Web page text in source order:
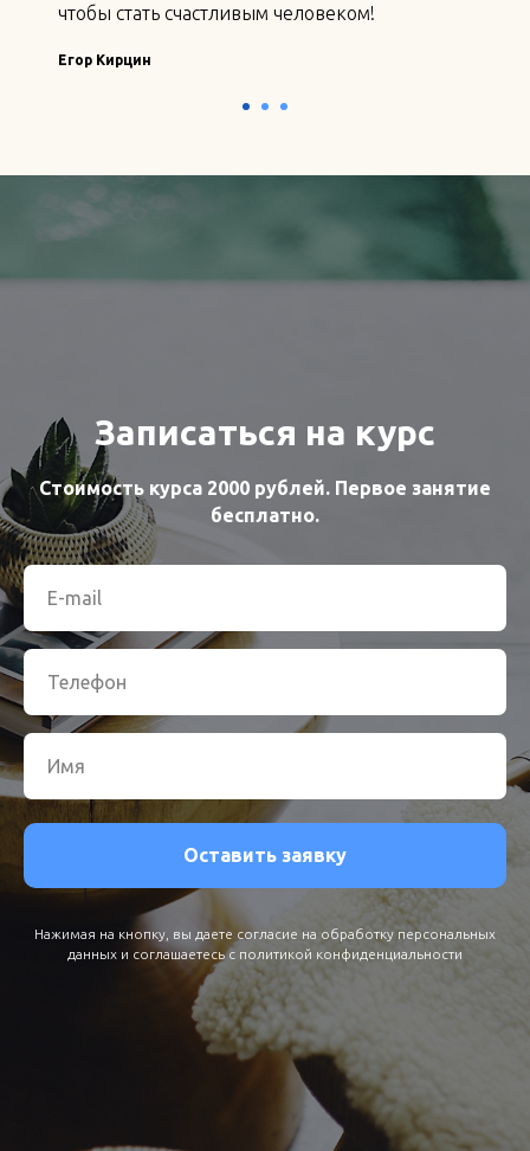
чтобы стать счастливым человеком!
Егор Кирцин
Записаться на курс
Стоимость курса 2000 рублей. Первое занятие
бесплатно.
Оставить заявку
Нажимая на кнопку, вы даете согласие на обработку персональных
данных и соглашаетесь c политикой конфиденциальности